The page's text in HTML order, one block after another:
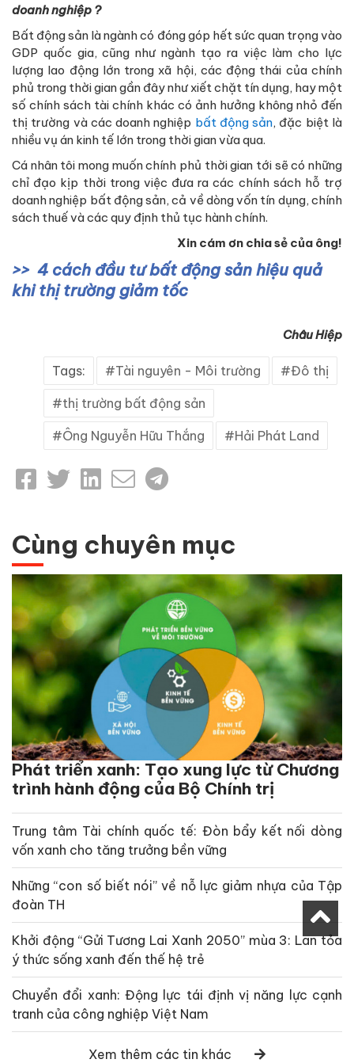
doanh nghiệp ?
Bất động sản là ngành có đóng góp hết sức quan trọng vào
GDP quốc gia, cũng như ngành tạo ra việc làm cho lực
lượng lao động lớn trong xã hội, các động thái của chính
phủ trong thời gian gần đây như xiết chặt tín dụng, hay một
số chính sách tài chính khác có ảnh hưởng không nhỏ đến
thị trường và các doanh nghiệp bất động sản, đặc biệt là
nhiều vụ án kinh tế lớn trong thời gian vừa qua.
Cá nhân tôi mong muốn chính phủ thời gian tới sẽ có những
chỉ đạo kịp thời trong việc đưa ra các chính sách hỗ trợ
doanh nghiệp bất động sản, cả về dòng vốn tín dụng, chính
sách thuế và các quy định thủ tục hành chính.
Xin cám ơn chia sẻ của ông!
4 cách đầu tư bất động sản hiệu quả
khi thị trường giảm tốc
Châu Hiệp
Tags: Tài nguyên - Môi trường Đô thị
thị trường bất động sản
Ông Nguyễn Hữu Thắng Hải Phát Land
Cùng chuyên mục
Phát triển xanh: Tạo xung lực từ Chương
trình hành động của Bộ Chính trị
Trung tâm Tài chính quốc tế: Đòn bẩy kết nối dòng
vốn xanh cho tăng trưởng bền vững
Những “con số biết nói” về nỗ lực giảm nhựa của Tập
đoàn TH
Khởi động “Gửi Tương Lai Xanh 2050” mùa 3: Lan tỏa
ý thức sống xanh đến thế hệ trẻ
Chuyển đổi xanh: Động lực tái định vị năng lực cạnh
tranh của công nghiệp Việt Nam
Xem thêm các tin khác